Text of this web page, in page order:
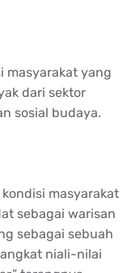
masyarakat yang
dari sektor
sosial budaya.
masyarakat
sebagai warisan
sebagai sebuah
niali-nilai